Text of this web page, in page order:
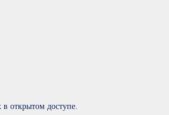
открытом доступе.